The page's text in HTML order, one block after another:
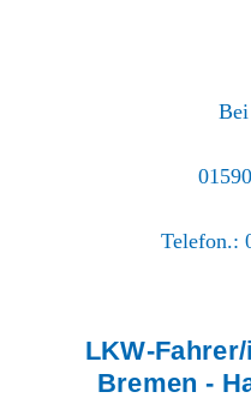
Telefon.:
LKW-
Bremen -